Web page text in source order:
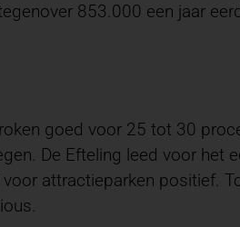
853.000 een jaar
goed voor 25 tot 30
De Efteling leed voor het
attractieparken positief.